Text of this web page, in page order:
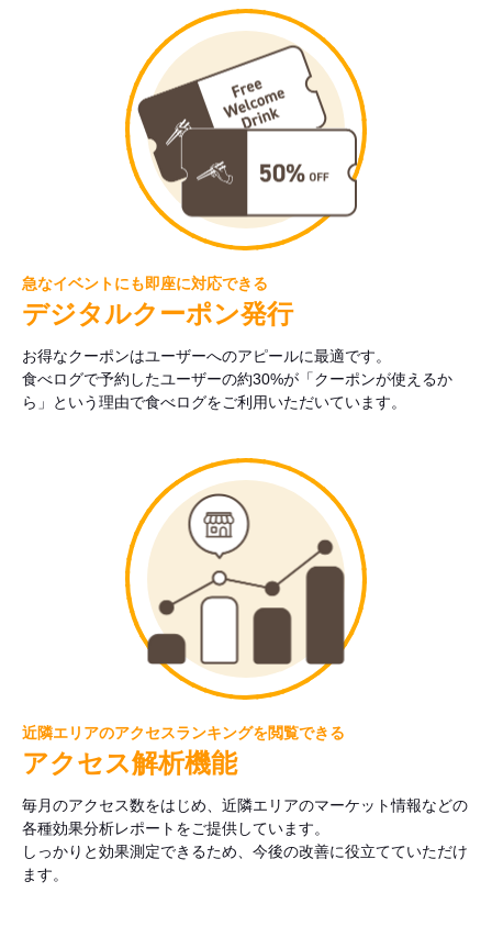
急なイベントにも即座に対応できる
デジタルクーポン発行
お得なクーポンはユーザーへのアピールに最適です。
食べログで予約したユーザーの約30%が「クーポンが使えるか
ら」という理由で食べログをご利用いただいています。
近隣エリアのアクセスランキングを閲覧できる
アクセス解析機能
毎月のアクセス数をはじめ、近隣エリアのマーケット情報などの
各種効果分析レポートをご提供しています。
しっかりと効果測定できるため、今後の改善に役立てていただけ
ます。